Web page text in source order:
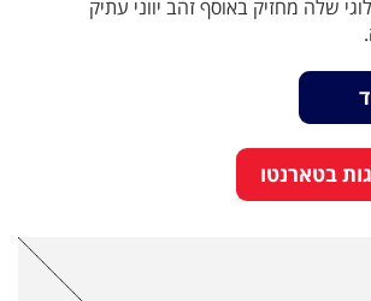
שלה מחזיק באוסף זהב יווני עתיק
בטארנטו